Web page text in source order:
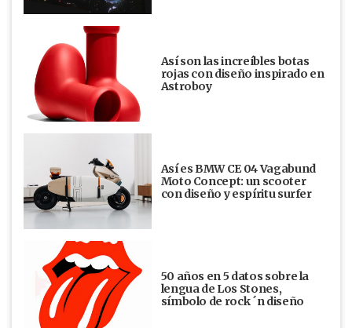
Así son las increíbles botas
rojas con diseño inspirado en
Astroboy
Así es BMW CE 04 Vagabund
Moto Concept: un scooter
con diseño y espíritu surfer
50 años en 5 datos sobre la
lengua de Los Stones,
símbolo de rock ´n diseño